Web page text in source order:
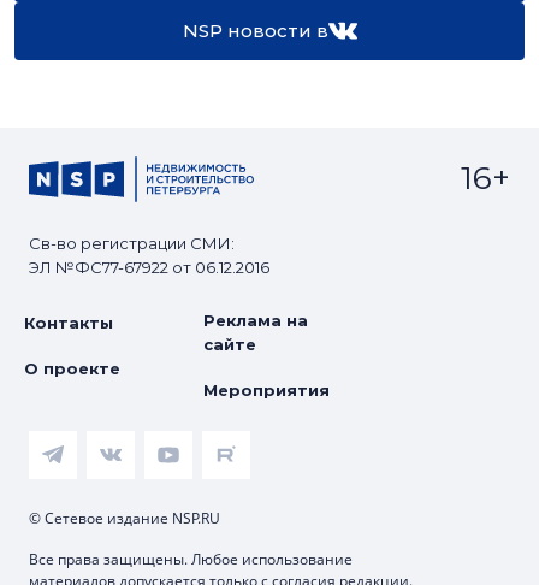
NSP новости в
Св-во регистрации СМИ:
ЭЛ №ФС77-67922 от 06.12.2016
16+
Контакты
О проекте
Реклама на
сайте
Мероприятия
© Сетевое издание NSP.RU
Все права защищены. Любое использование
материалов допускается только с согласия редакции.